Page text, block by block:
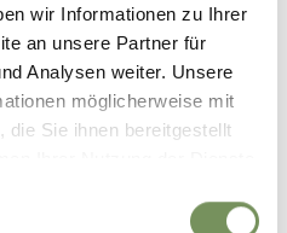
wir Informationen zu Ihrer
an unsere Partner für
Analysen weiter. Unsere
möglicherweise mit
die Sie ihnen bereitgestellt